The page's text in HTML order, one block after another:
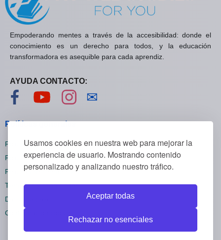
Usamos cookies en nuestra web para mejorar la
experiencia de usuario. Mostrando contenido
personalizado y analizando nuestro tráfico.
Aceptar todas
Rechazar no esenciales
Empoderando mentes a través de la accesibilidad: donde el
conocimiento es un derecho para todos, y la educación
transformadora es asequible para cada aprendiz.
AYUDA CONTACTO:
Visítanos en Facebook
Visítanos en YouTube
Visítanos en Instagram
✉
Políticas generales
Políticas de privacidad
Políticas de cookies
Políticas de reembolsos
Términos y condiciones
Darse de baja
Configuración cookies